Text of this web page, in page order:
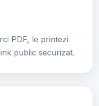
PDF, le printezi
public securizat.